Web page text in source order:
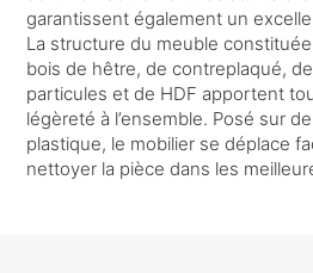
garantissent également un
La structure du meuble constituée
bois de hêtre, de contreplaqué,
particules et de HDF apportent
légèreté à l’ensemble. Posé sur
plastique, le mobilier se déplace
nettoyer la pièce dans les